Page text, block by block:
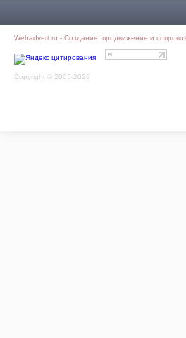
Webadvert.ru - Создание, продвижение и
Copyright © 2005-2026